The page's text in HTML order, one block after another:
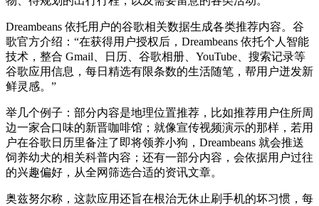
Dreambeans 依托用户的谷歌相关数据生成各类推荐内容。谷
歌官方介绍：“在获得用户授权后，Dreambeans 依托个人智能
技术，整合 Gmail、日历、谷歌相册、YouTube、搜索记录等
谷歌应用信息，每日精选有限条数的生活随笔，帮用户迸发新
鲜灵感。”
举几个例子：部分内容是地理位置推荐，比如推荐用户住所周
边一家合口味的新晋咖啡馆；就像宣传视频演示的那样，若用
户在谷歌日历里备注了即将领养小狗，Dreambeans 就会推送
饲养幼犬的相关科普内容；还有一部分内容，会依据用户过往
的兴趣偏好，从全网筛选合适的资讯文章。
奥兹努尔称，这款应用还旨在根治无休止刷手机的坏习惯，每